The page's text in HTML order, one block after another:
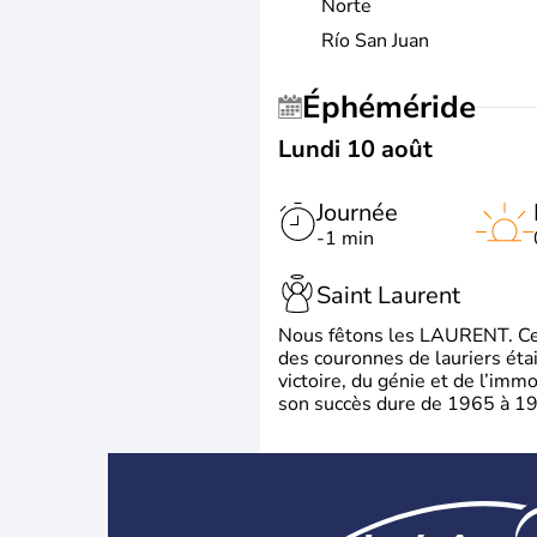
Norte
Río San Juan
Éphéméride
Lundi 10 août
Journée
-1 min
Saint Laurent
Nous fêtons les LAURENT.
des couronnes de lauriers
victoire, du génie et de
son succès dure de 1965 à